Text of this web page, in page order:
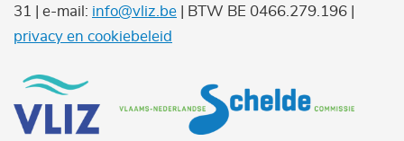
31 | e-mail: info@vliz.be | BTW BE 0466.279.196 |
privacy en cookiebeleid